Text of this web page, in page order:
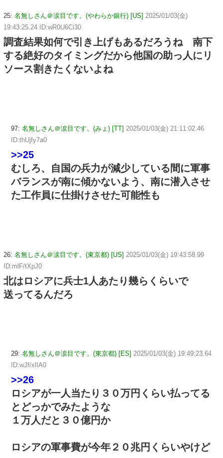
25: 名無しさん＠涙目です。(やわらか銀行) [US] 2025/01/03(金)
19:43:25.24 ID:wR0U6Ci30
調査結果如何で引き上げもあるだろうね 南下
する絶好のタイミングだから他国の助っ人にリ
ソース割きたくないよね
97: 名無しさん＠涙目です。(みょ) [TT] 2025/01/03(金) 21:11:02.46
ID:thUjfy7a0
>>25
むしろ、自国の兵力が減少している間に軍事
バランスが南に傾かないよう、南に潜入させ
た工作員に仕掛けさせた可能性も
26: 名無しさん＠涙目です。(東京都) [US] 2025/01/03(金) 19:43:58.99
ID:mlF/tXpJ0
北はロシアに兵士1人あたり幾らくらいで
送ってるんだろ
29: 名無しさん＠涙目です。(東京都) [ES] 2025/01/03(金) 19:49:23.64
ID:wJf/xlIA0
>>26
ロシアが一人当たり３０万円くらい払ってる
とどっかでみたような
１万人だと３０億円か
ロシアの軍事費が今年２０兆円くらいやけど